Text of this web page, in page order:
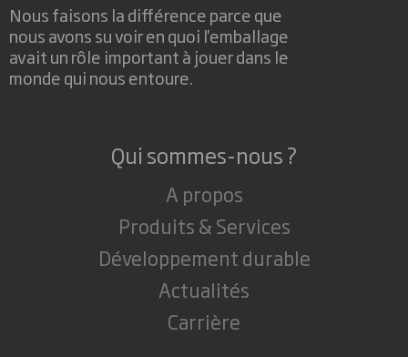
Nous faisons la différence parce que
nous avons su voir en quoi l'emballage
avait un rôle important à jouer dans le
monde qui nous entoure.
Qui sommes-nous ?
A propos
Produits & Services
Développement durable
Actualités
Carrière